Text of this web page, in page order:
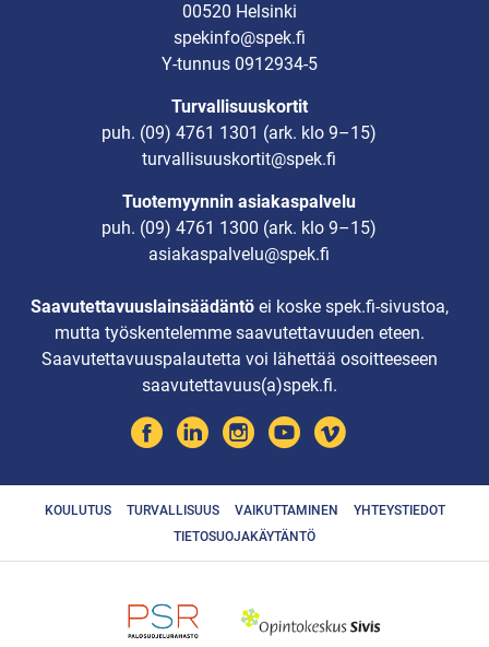
00520 Helsinki
spekinfo@spek.fi
Y-tunnus 0912934-5
Turvallisuuskortit
puh. (09) 4761 1301 (ark. klo 9–15)
turvallisuuskortit@spek.fi
Tuotemyynnin asiakaspalvelu
puh. (09) 4761 1300 (ark. klo 9–15)
asiakaspalvelu@spek.fi
Saavutettavuuslainsäädäntöei koske spek.fi-sivustoa,
mutta työskentelemme saavutettavuuden eteen.
Saavutettavuuspalautetta voi lähettää osoitteeseen
saavutettavuus(a)spek.fi.
KOULUTUS TURVALLISUUS VAIKUTTAMINEN
YHTEYSTIEDOT
TIETOSUOJAKÄYTÄNTÖ